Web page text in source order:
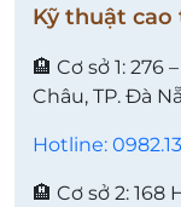
Kỹ thuật
🏨 Cơ sở 1:
Châu, TP. Đà
Hotline:
🏨 Cơ sở 2: